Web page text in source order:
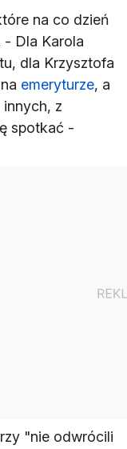
na co dzień
- Dla Karola
dla Krzysztofa
emeryturze, a
z
spotkać -
"nie odwrócili